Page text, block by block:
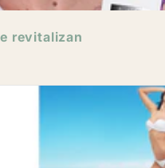
revitalizan